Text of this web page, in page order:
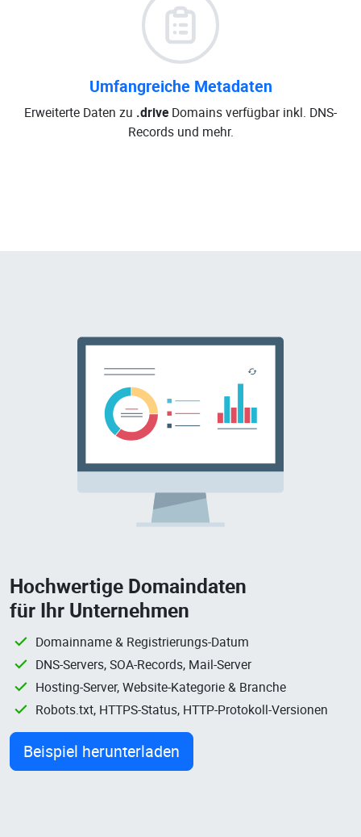
Umfangreiche Metadaten
Erweiterte Daten zu .drive Domains verfügbar inkl. DNS-
Records und mehr.
Hochwertige Domaindaten
für Ihr Unternehmen
Domainname & Registrierungs-Datum
DNS-Servers, SOA-Records, Mail-Server
Hosting-Server, Website-Kategorie & Branche
Robots.txt, HTTPS-Status, HTTP-Protokoll-Versionen
Beispiel herunterladen